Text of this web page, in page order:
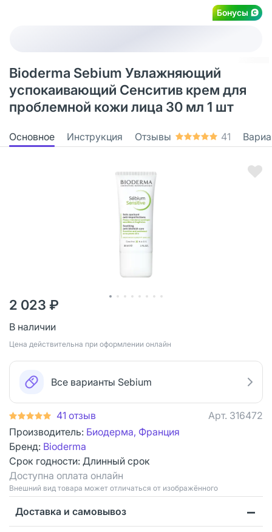
Бонусы
Bioderma Sebium Увлажняющий
успокаивающий Сенситив крем для
проблемной кожи лица 30 мл 1 шт
Основное Инструкция Отзывы 41
2 023 ₽
В наличии
Цена действительна при оформлении онлайн
Все варианты Sebium
41 отзыв Арт. 316472
Производитель: Биодерма, Франция
Бренд: Bioderma
Срок годности: Длинный срок
Доступна оплата онлайн
Bнешний вид товара может отличаться от изображённого
Доставка и самовывоз